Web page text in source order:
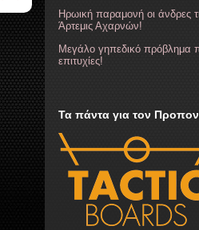
Ηρωική παραμονή οι άνδρες
Άρτεμις Αχαρνών!
Μεγάλο γηπεδικό πρόβλημα
επιτυχίες!
Τα πάντα για τον